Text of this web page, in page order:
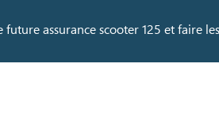
assurance scooter 125 et faire